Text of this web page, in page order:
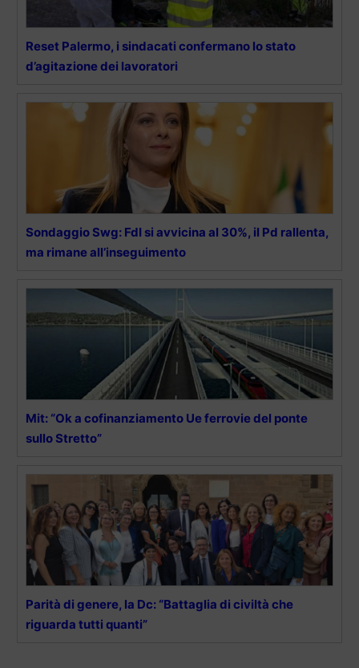
Reset Palermo, i sindacati confermano lo stato
d’agitazione dei lavoratori
Sondaggio Swg: FdI si avvicina al 30%, il Pd rallenta,
ma rimane all’inseguimento
Mit: “Ok a cofinanziamento Ue ferrovie del ponte
sullo Stretto”
Parità di genere, la Dc: “Battaglia di civiltà che
riguarda tutti quanti”